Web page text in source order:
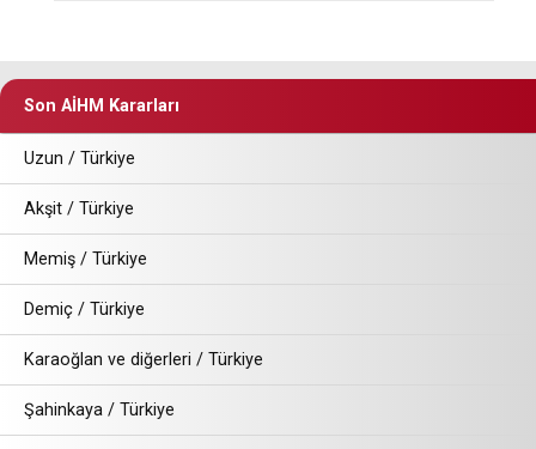
Son AİHM Kararları
Uzun / Türkiye
Akşit / Türkiye
Memiş / Türkiye
Demiç / Türkiye
Karaoğlan ve diğerleri / Türkiye
Şahinkaya / Türkiye